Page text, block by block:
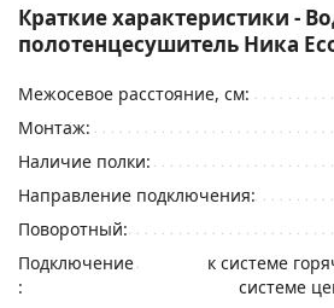
Краткие характеристики -
полотенцесушитель Ника
Межосевое расстояние, см:
Монтаж:
Наличие полки:
Направление подключения:
Поворотный:
Подключение
:
к системе
системе